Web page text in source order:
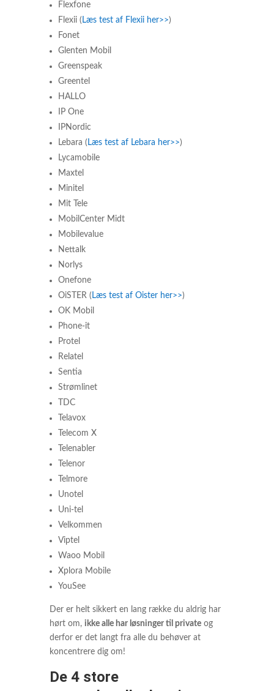
Flexfone
Flexii ( Læs test af Flexii her>>)
Fonet
Glenten Mobil
Greenspeak
Greentel
HALLO
IP One
IPNordic
Lebara ( Læs test af Lebara her>>)
Lycamobile
Maxtel
Minitel
Mit Tele
MobilCenter Midt
Mobilevalue
Nettalk
Norlys
Onefone
OiSTER ( Læs test af Oister her>>)
OK Mobil
Phone-it
Protel
Relatel
Sentia
Strømlinet
TDC
Telavox
Telecom X
Telenabler
Telenor
Telmore
Unotel
Uni-tel
Velkommen
Viptel
Waoo Mobil
Xplora Mobile
YouSee
Der er helt sikkert en lang række du aldrig har
hørt om, ikke alle har løsninger til privateog
derfor er det langt fra alle du behøver at
koncentrere dig om!
De 4 store